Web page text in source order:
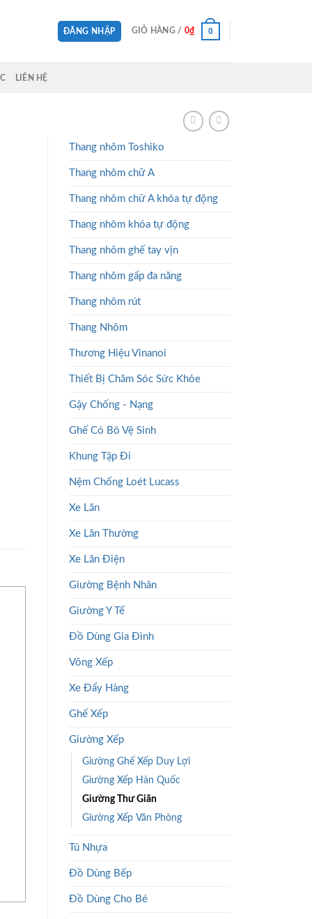
ĐĂNG NHẬP GIỎ HÀNG / 0₫ 0
LIÊN HỆ
Thang nhôm Toshiko
Thang nhôm chữ A
Thang nhôm chữ A khóa tự động
Thang nhôm khóa tự động
Thang nhôm ghế tay vịn
Thang nhôm gấp đa năng
Thang nhôm rút
Thang Nhôm
Thương Hiệu Vinanoi
Thiết Bị Chăm Sóc Sức Khỏe
Gậy Chống - Nạng
Ghế Có Bô Vệ Sinh
Khung Tập Đi
Nệm Chống Loét Lucass
Xe Lăn
Xe Lăn Thường
Xe Lăn Điện
Giường Bệnh Nhân
Giường Y Tế
Đồ Dùng Gia Đình
Võng Xếp
Xe Đẩy Hàng
Ghế Xếp
Giường Xếp
Giường Ghế Xếp Duy Lợi
Giường Xếp Hàn Quốc
Giường Thư Giãn
Giường Xếp Văn Phòng
Tủ Nhựa
Đồ Dùng Bếp
Đồ Dùng Cho Bé